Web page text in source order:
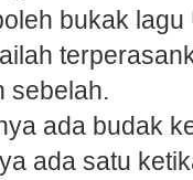
bukak
sebelah.
ada budak
ada satu